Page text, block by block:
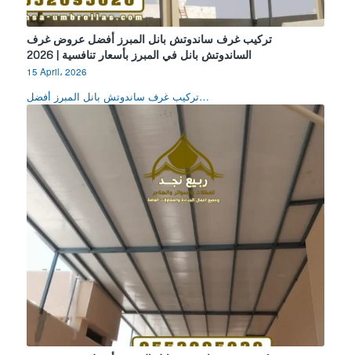
تركيب غرف ساندوتش بانل المبرز أفضل عروض غرف
الساندوتش بانل في المبرز بأسعار تنافسية | 2026
15 April، 2026
تركيب غرف ساندوتش بانل المبرز أفضل…